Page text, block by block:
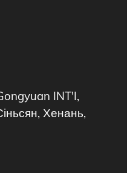
INT'I,
Хенань,